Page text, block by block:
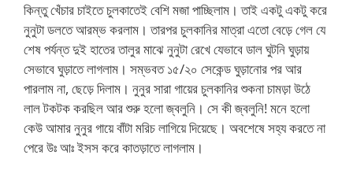
কিন্তু খেঁচার চাইতে চুলকাতেই বেশি মজা পাচ্ছিলাম। তাই একটু একটু করে
নুনুটা ডলতে আরম্ভ করলাম। তারপর চুলকানির মাত্রা এতো বেড়ে গেল যে
শেষ পর্যন্ত দুই হাতের তালুর মাঝে নুনুটা রেখে যেভাবে ডাল ঘুটনি ঘুড়ায়
সেভাবে ঘুড়াতে লাগলাম। সম্ভবত ১৫/২০ সেকেন্ড ঘুড়ানোর পর আর
পারলাম না, ছেড়ে দিলাম। নুনুর সারা গায়ের চুলকানির শুকনা চামড়া উঠে
লাল টকটক করছিল আর শুরু হলো জ্বলুনি। সে কী জ্বলুনি! মনে হলো
কেউ আমার নুনুর গায়ে বাঁটা মরিচ লাগিয়ে দিয়েছে। অবশেষে সহ্য করতে না
পেরে উঃ আঃ ইসস করে কাতড়াতে লাগলাম।